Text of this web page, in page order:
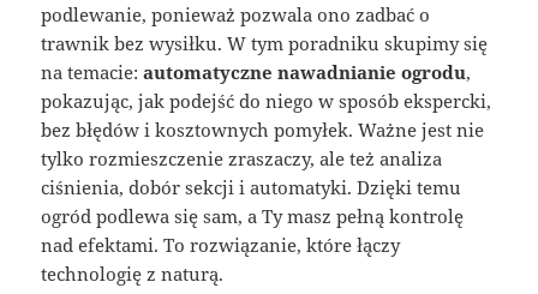
podlewanie, ponieważ pozwala ono zadbać o
trawnik bez wysiłku. W tym poradniku skupimy się
na temacie:automatyczne nawadnianie ogrodu,
pokazując, jak podejść do niego w sposób ekspercki,
bez błędów i kosztownych pomyłek. Ważne jest nie
tylko rozmieszczenie zraszaczy, ale też analiza
ciśnienia, dobór sekcji i automatyki. Dzięki temu
ogród podlewa się sam, a Ty masz pełną kontrolę
nad efektami. To rozwiązanie, które łączy
technologię z naturą.